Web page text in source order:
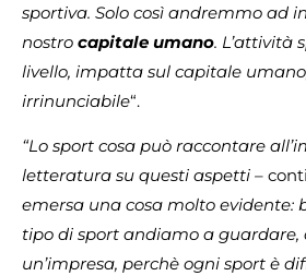
sportiva. Solo così andremmo ad
nostro capitale umano. L’attività
livello, impatta sul capitale
irrinunciabile“.
“Lo sport cosa può raccontare
letteratura su questi aspetti –
emersa una cosa molto evidente:
tipo di sport andiamo a
un’impresa, perchè ogni sport è